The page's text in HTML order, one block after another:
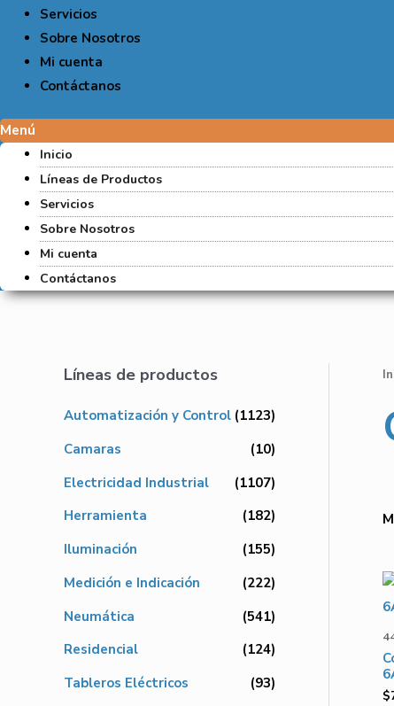
Servicios
Sobre Nosotros
Mi cuenta
Contáctanos
Menú
Inicio
Líneas de Productos
Servicios
Sobre Nosotros
Mi cuenta
Contáctanos
Líneas de productos
Automatización y Control (1123)
Camaras
(10)
Electricidad Industrial
(1107)
Herramienta
(182)
Iluminación
(155)
Medición e Indicación
(222)
Neumática
(541)
Residencial
(124)
Tableros Eléctricos
(93)
$